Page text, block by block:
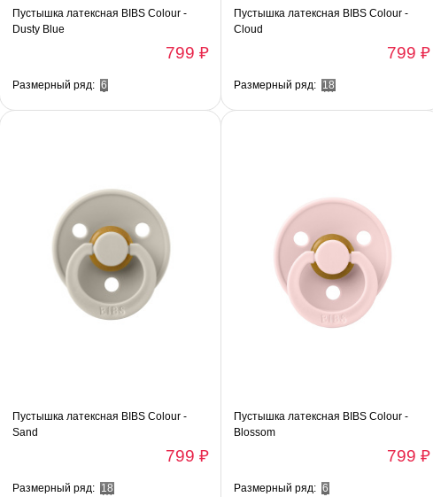
Пустышка латексная BIBS Colour -
Dusty Blue
799 ₽
Размерный ряд: 6
Пустышка латексная BIBS Colour -
Cloud
799 ₽
Размерный ряд: 18
Пустышка латексная BIBS Colour -
Sand
799 ₽
Размерный ряд: 18
Пустышка латексная BIBS Colour -
Blossom
799 ₽
Размерный ряд: 6